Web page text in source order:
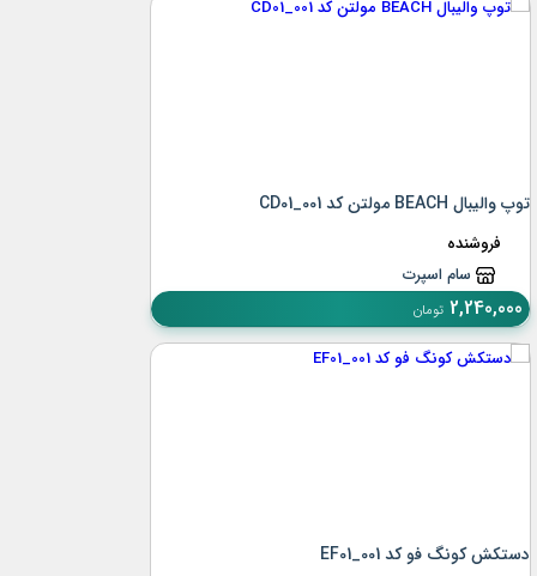
توپ والیبال BEACH مولتن کد CD01_001
فروشنده
سام اسپرت
2,240,000 تومان
دستکش کونگ فو کد EF01_001